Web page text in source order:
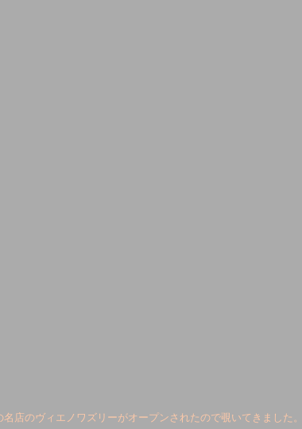
名店のヴィエノワズリーがオープンされたので覗いてきました。